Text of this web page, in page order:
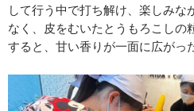
して行う中で打ち解け、楽しみな
なく、皮をむいたとうもろこしの
すると、甘い香りが一面に広がっ